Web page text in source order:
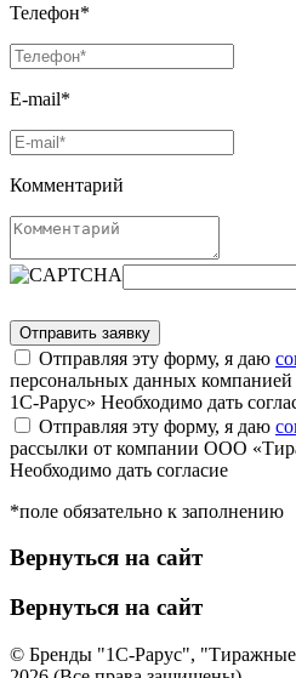
Телефон*
E-mail*
Комментарий
Отправляя эту форму, я даю
персональных данных
1С-Рарус» Необходимо дать
Отправляя эту форму, я даю
рассылки от компании ООО
Необходимо дать согласие
*поле обязательно к заполнению
Вернуться на сайт
Вернуться на сайт
© Бренды "1С-Рарус",